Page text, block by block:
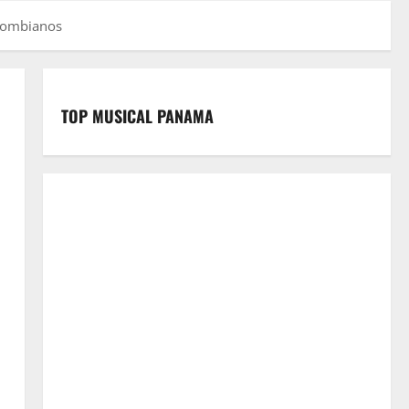
TOP MUSICAL PANAMA